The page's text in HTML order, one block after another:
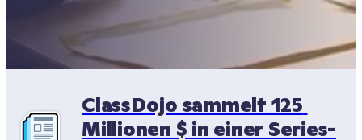
ClassDojo sammelt 125
Millionen $ in einer Series-